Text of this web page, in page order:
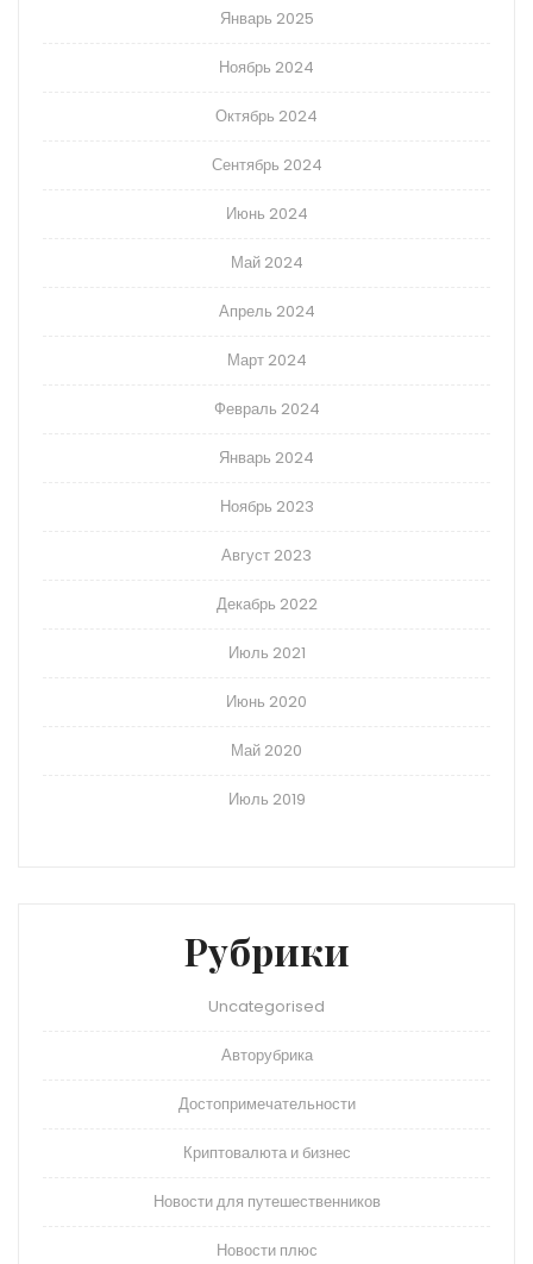
Январь 2025
Ноябрь 2024
Октябрь 2024
Сентябрь 2024
Июнь 2024
Май 2024
Апрель 2024
Март 2024
Февраль 2024
Январь 2024
Ноябрь 2023
Август 2023
Декабрь 2022
Июль 2021
Июнь 2020
Май 2020
Июль 2019
Рубрики
Uncategorised
Авторубрика
Достопримечательности
Криптовалюта и бизнес
Новости для путешественников
Новости плюс